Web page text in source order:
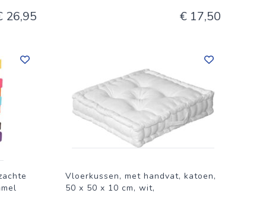
26,95 € 17,50
Vloerkussen, met handvat, katoen,
50 x 50 x 10 cm, wit,